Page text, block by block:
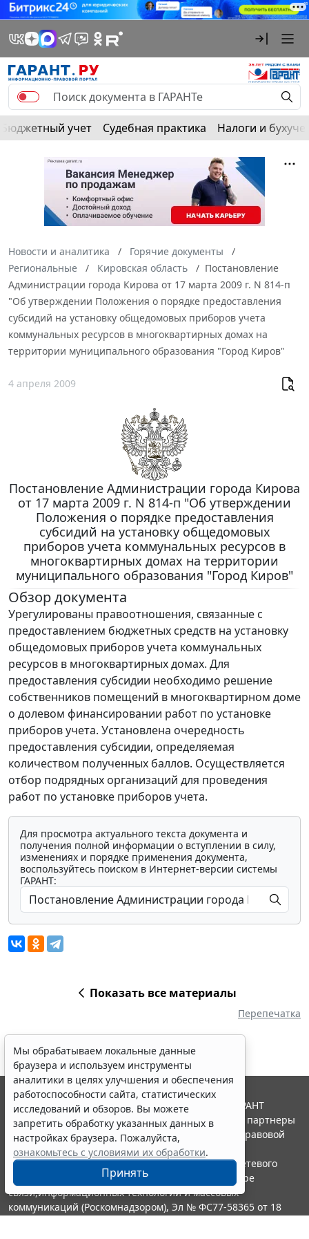
Бюджетный учет Судебная практика Налоги и
Новости и аналитика
Горячие документы
Региональные
Кировская область
Постановление
Администрации города Кирова от 17 марта 2009 г. N 814-п
"Об утверждении Положения о порядке предоставления
субсидий на установку общедомовых приборов учета
коммунальных ресурсов в многоквартирных домах на
территории муниципального образования "Город Киров"
4 апреля 2009
Постановление Администрации города Кирова
от 17 марта 2009 г. N 814-п "Об утверждении
Положения о порядке предоставления
субсидий на установку общедомовых
приборов учета коммунальных ресурсов в
многоквартирных домах на территории
муниципального образования "Город Киров"
Обзор документа
Урегулированы правоотношения, связанные с
предоставлением бюджетных средств на установку
общедомовых приборов учета коммунальных
ресурсов в многоквартирных домах. Для
предоставления субсидии необходимо решение
собственников помещений в многоквартирном доме
о долевом финансировании работ по установке
приборов учета. Установлена очередность
предоставления субсидии, определяемая
количеством полученных баллов. Осуществляется
отбор подрядных организаций для проведения
работ по установке приборов учета.
Для просмотра актуального текста документа и
получения полной информации о вступлении в силу,
изменениях и порядке применения документа,
воспользуйтесь поиском в Интернет-версии системы
ГАРАНТ:
Показать все материалы
Перепечатка
Мы обрабатываем локальные данные
браузера и используем инструменты
аналитики в целях улучшения и обеспечения
работоспособности сайта, статистических
исследований и обзоров. Вы можете
запретить обработку указанных данных в
настройках браузера. Пожалуйста,
ознакомьтесь с условиями их обработки.
Принять
© ООО "НПП "ГАРАНТ-СЕРВИС", 2026. Система ГАРАНТ
выпускается с 1990 года. Компания "Гарант" и ее партнеры
являются участниками Российской ассоциации правовой
информации ГАРАНТ.
Портал ГАРАНТ.РУ зарегистрирован в качестве сетевого
издания Федеральной службой по надзору в сфере
связи,информационных технологий и массовых
коммуникаций (Роскомнадзором), Эл № ФС77-58365 от 18